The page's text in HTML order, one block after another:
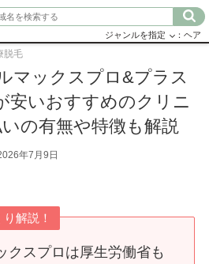
ジャンルを指定 ：ヘア
脱毛
マックスプロ&プラス
安いおすすめのクリニ
の有無や特徴も解説
年7月9日
解説！
クスプロは厚生労働省も